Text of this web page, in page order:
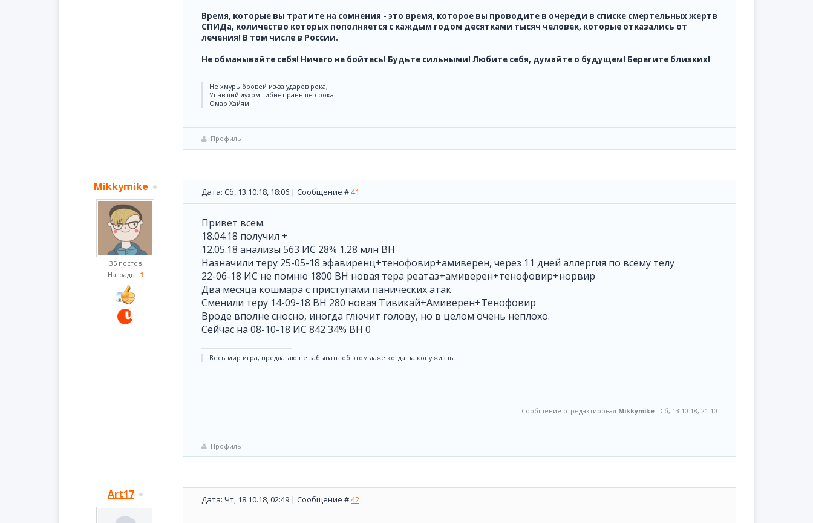
Время, которые вы тратите на сомнения - это время, которое вы проводите в очереди в списке смертельных жертв
СПИДа, количество которых пополняется с каждым годом десятками тысяч человек, которые отказались от
лечения! В том числе в России.
Не обманывайте себя! Ничего не бойтесь! Будьте сильными! Любите себя, думайте о будущем! Берегите близких!
Не хмурь бровей из-за ударов рока,
Упавший духом гибнет раньше срока.
Омар Хайям
Профиль
Mikkymike
35 постов
Награды: 1
Дата: Сб, 13.10.18, 18:06 | Сообщение #41
Привет всем.
18.04.18 получил +
12.05.18 анализы 563 ИС 28% 1.28 млн ВН
Назначили теру 25-05-18 эфавиренц+тенофовир+амиверен, через 11 дней аллергия по всему телу
22-06-18 ИС не помню 1800 ВН новая тера реатаз+амиверен+тенофовир+норвир
Два месяца кошмара с приступами панических атак
Сменили теру 14-09-18 ВН 280 новая Тивикай+Амиверен+Тенофовир
Вроде вполне сносно, иногда глючит голову, но в целом очень неплохо.
Сейчас на 08-10-18 ИС 842 34% ВН 0
Весь мир игра, предлагаю не забывать об этом даже когда на кону жизнь.
Сообщение отредактировал Mikkymike - Сб, 13.10.18, 21:10
Профиль
Art17 Дата: Чт, 18.10.18, 02:49 | Сообщение #42